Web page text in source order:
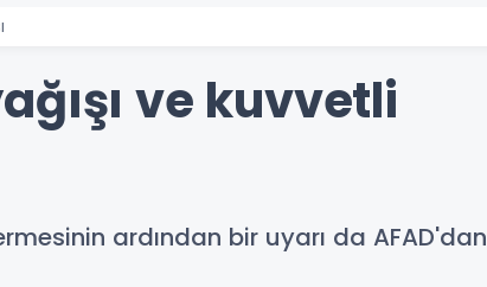
ve kuvvetli
ardından bir uyarı da AFAD'dan